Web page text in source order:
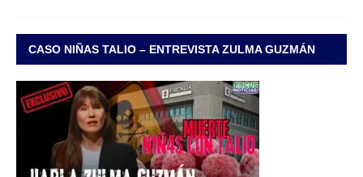
CASO NIÑAS TALIO – ENTREVISTA ZULMA GUZMÁN